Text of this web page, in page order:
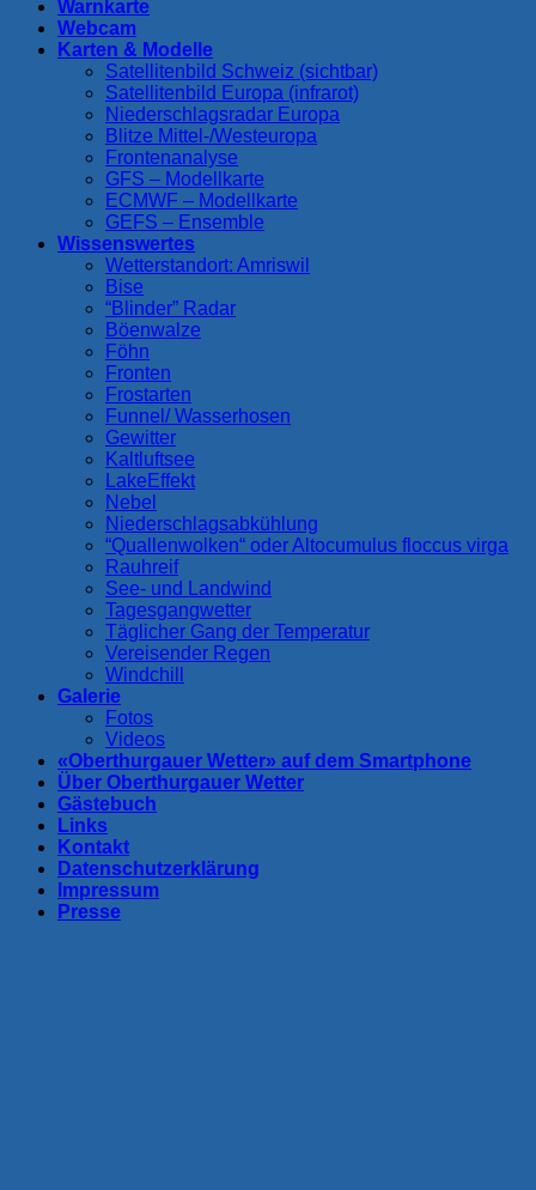
Warnkarte
Webcam
Karten & Modelle
Satellitenbild Schweiz (sichtbar)
Satellitenbild Europa (infrarot)
Niederschlagsradar Europa
Blitze Mittel-/Westeuropa
Frontenanalyse
GFS – Modellkarte
ECMWF – Modellkarte
GEFS – Ensemble
Wissenswertes
Wetterstandort: Amriswil
Bise
“Blinder” Radar
Böenwalze
Föhn
Fronten
Frostarten
Funnel/ Wasserhosen
Gewitter
Kaltluftsee
LakeEffekt
Nebel
Niederschlagsabkühlung
“Quallenwolken“ oder Altocumulus floccus virga
Rauhreif
See- und Landwind
Tagesgangwetter
Täglicher Gang der Temperatur
Vereisender Regen
Windchill
Galerie
Fotos
Videos
«Oberthurgauer Wetter» auf dem Smartphone
Über Oberthurgauer Wetter
Gästebuch
Links
Kontakt
Datenschutzerklärung
Impressum
Presse